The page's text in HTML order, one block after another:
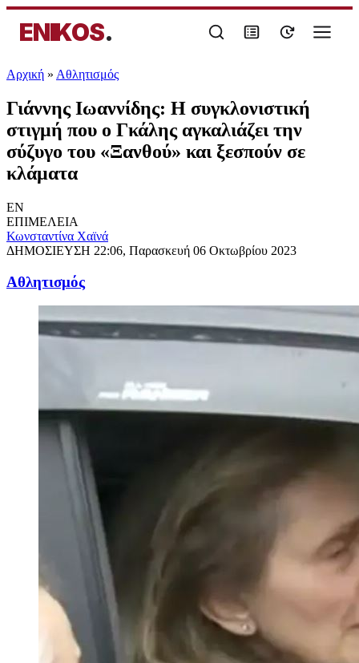
ENIKOS.
Αρχική » Αθλητισμός
Γιάννης Ιωαννίδης: Η συγκλονιστική
στιγμή που ο Γκάλης αγκαλιάζει την
σύζυγο του «Ξανθού» και ξεσπούν σε
κλάματα
EN
ΕΠΙΜΕΛΕΙΑ
Κωνσταντίνα Χαϊνά
ΔΗΜΟΣΙΕΥΣΗ 22:06, Παρασκευή 06 Οκτωβρίου 2023
Αθλητισμός